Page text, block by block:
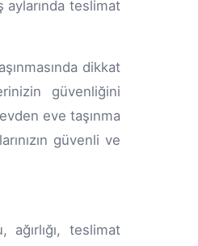
aylarında teslimat
dikkat
güvenliğini
eve taşınma
güvenli ve
ağırlığı, teslimat